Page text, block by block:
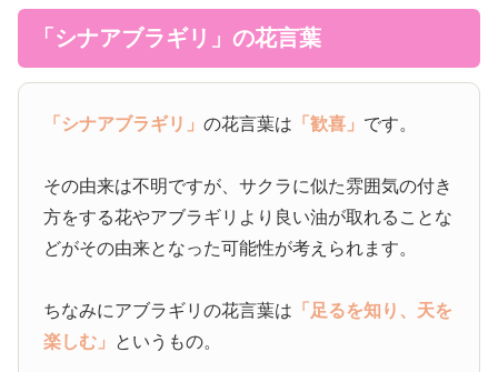
「シナアブラギリ」の花言葉
「シナアブラギリ」の花言葉は 「歓喜」 です。
その由来は不明ですが、サクラに似た雰囲気の付き
方をする花やアブラギリより良い油が取れることな
どがその由来となった可能性が考えられます。
ちなみにアブラギリの花言葉は 「足るを知り、天を
楽しむ」 というもの。